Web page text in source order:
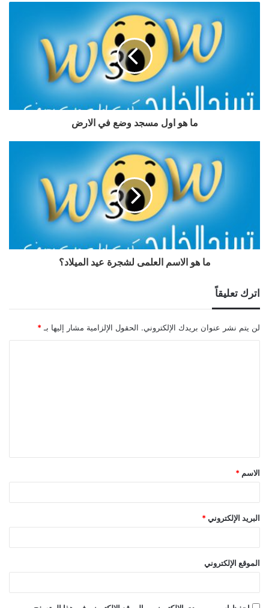
ما هو اول مسجد وضع في الارض
ما هو الاسم العلمى لشجرة عيد الميلاد؟
اترك تعليقاً
لن يتم نشر عنوان بريدك الإلكتروني. الحقول الإلزامية مشار إليها بـ *
ق
*
الاسم *
البريد الإلكتروني *
الموقع الإلكتروني